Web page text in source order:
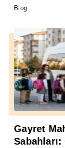
Blog
Gayret